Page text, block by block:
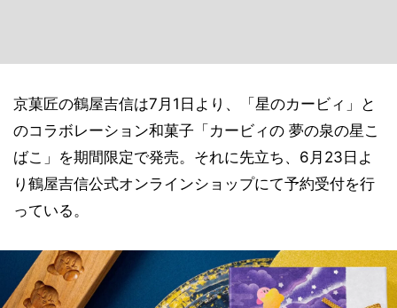
京菓匠の鶴屋吉信は7月1日より、「星のカービィ」と
のコラボレーション和菓子「カービィの 夢の泉の星こ
ばこ」を期間限定で発売。それに先立ち、6月23日よ
り鶴屋吉信公式オンラインショップにて予約受付を行
っている。